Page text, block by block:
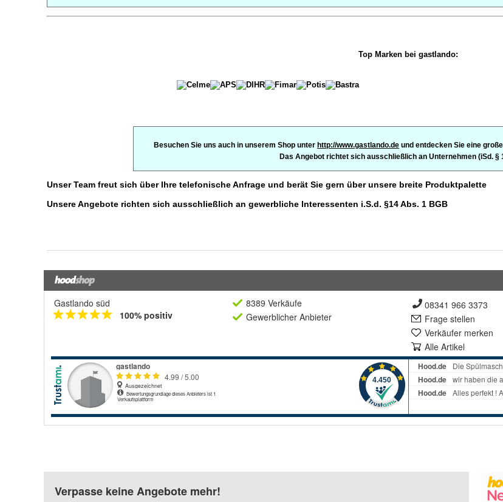
Gastlando süd
100% positiv
8389 Verkäufe
Gewerblicher Anbieter
08341 966 3373
Frage stellen
Verkäufer merken
Alle Artikel
Verpasse keine Angebote mehr!